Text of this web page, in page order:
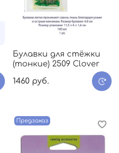
Булавки для стёжки
(тонкие) 2509 Clover
1460 руб.
Предзаказ